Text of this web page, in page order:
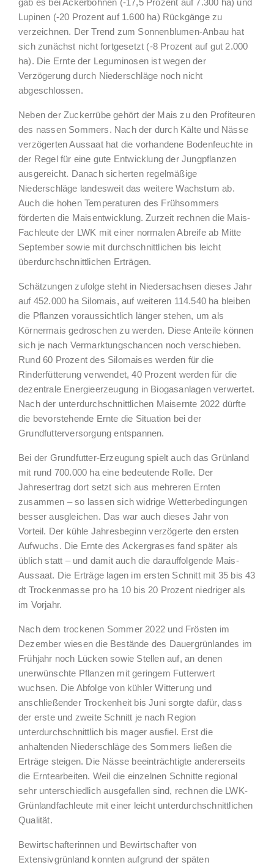
gab es bei Ackerbohnen (-17,5 Prozent auf 7.300 ha) und
Lupinen (-20 Prozent auf 1.600 ha) Rückgänge zu
verzeichnen. Der Trend zum Sonnenblumen-Anbau hat
sich zunächst nicht fortgesetzt (-8 Prozent auf gut 2.000
ha). Die Ernte der Leguminosen ist wegen der
Verzögerung durch Niederschläge noch nicht
abgeschlossen.
Neben der Zuckerrübe gehört der Mais zu den Profiteuren
des nassen Sommers. Nach der durch Kälte und Nässe
verzögerten Aussaat hat die vorhandene Bodenfeuchte in
der Regel für eine gute Entwicklung der Jungpflanzen
ausgereicht. Danach sicherten regelmäßige
Niederschläge landesweit das weitere Wachstum ab.
Auch die hohen Temperaturen des Frühsommers
förderten die Maisentwicklung. Zurzeit rechnen die Mais-
Fachleute der LWK mit einer normalen Abreife ab Mitte
September sowie mit durchschnittlichen bis leicht
überdurchschnittlichen Erträgen.
Schätzungen zufolge steht in Niedersachsen dieses Jahr
auf 452.000 ha Silomais, auf weiteren 114.540 ha bleiben
die Pflanzen voraussichtlich länger stehen, um als
Körnermais gedroschen zu werden. Diese Anteile können
sich je nach Vermarktungschancen noch verschieben.
Rund 60 Prozent des Silomaises werden für die
Rinderfütterung verwendet, 40 Prozent werden für die
dezentrale Energieerzeugung in Biogasanlagen verwertet.
Nach der unterdurchschnittlichen Maisernte 2022 dürfte
die bevorstehende Ernte die Situation bei der
Grundfutterversorgung entspannen.
Bei der Grundfutter-Erzeugung spielt auch das Grünland
mit rund 700.000 ha eine bedeutende Rolle. Der
Jahresertrag dort setzt sich aus mehreren Ernten
zusammen – so lassen sich widrige Wetterbedingungen
besser ausgleichen. Das war auch dieses Jahr von
Vorteil. Der kühle Jahresbeginn verzögerte den ersten
Aufwuchs. Die Ernte des Ackergrases fand später als
üblich statt – und damit auch die darauffolgende Mais-
Aussaat. Die Erträge lagen im ersten Schnitt mit 35 bis 43
dt Trockenmasse pro ha 10 bis 20 Prozent niedriger als
im Vorjahr.
Nach dem trockenen Sommer 2022 und Frösten im
Dezember wiesen die Bestände des Dauergrünlandes im
Frühjahr noch Lücken sowie Stellen auf, an denen
unerwünschte Pflanzen mit geringem Futterwert
wuchsen. Die Abfolge von kühler Witterung und
anschließender Trockenheit bis Juni sorgte dafür, dass
der erste und zweite Schnitt je nach Region
unterdurchschnittlich bis mager ausfiel. Erst die
anhaltenden Niederschläge des Sommers ließen die
Erträge steigen. Die Nässe beeinträchtigte andererseits
die Erntearbeiten. Weil die einzelnen Schnitte regional
sehr unterschiedlich ausgefallen sind, rechnen die LWK-
Grünlandfachleute mit einer leicht unterdurchschnittlichen
Qualität.
Bewirtschafterinnen und Bewirtschafter von
Extensivgrünland konnten aufgrund der späten